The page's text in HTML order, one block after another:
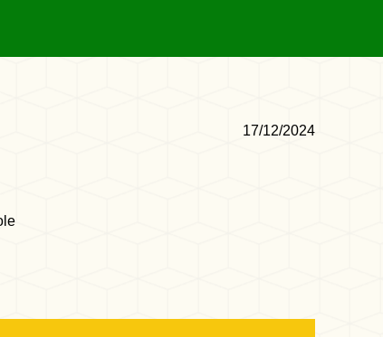
17/12/2024